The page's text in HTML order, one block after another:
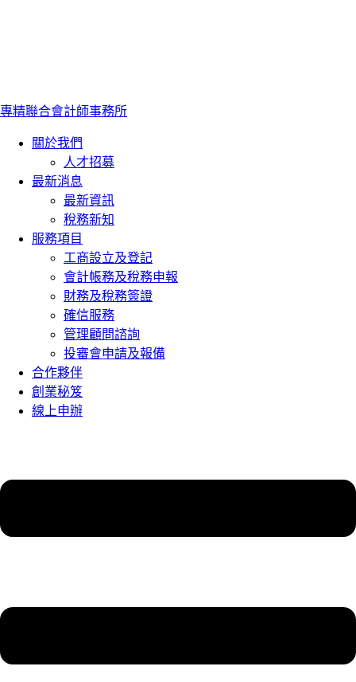
專精聯合會計師事務所
關於我們
人才招募
最新消息
最新資訊
稅務新知
服務項目
工商設立及登記
會計帳務及稅務申報
財務及稅務簽證
確信服務
管理顧問諮詢
投審會申請及報備
合作夥伴
創業秘笈
線上申辦